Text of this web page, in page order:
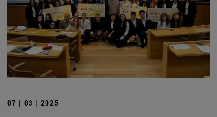
07 | 03 | 2025